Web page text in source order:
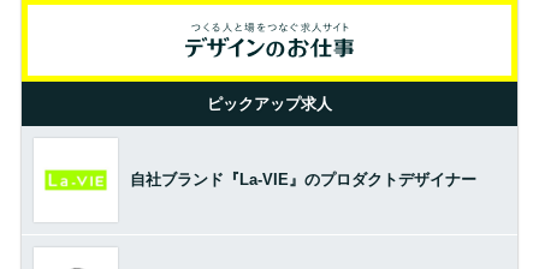
ピックアップ求人
自社ブランド『La-VIE』のプロダクトデザイナー